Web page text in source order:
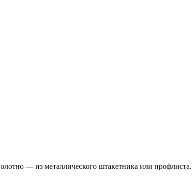
— из металлического штакетника или профлиста.